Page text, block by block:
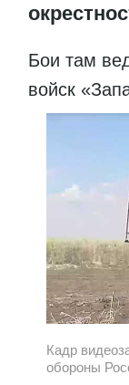
Бои там
войск
Кадр
обороны